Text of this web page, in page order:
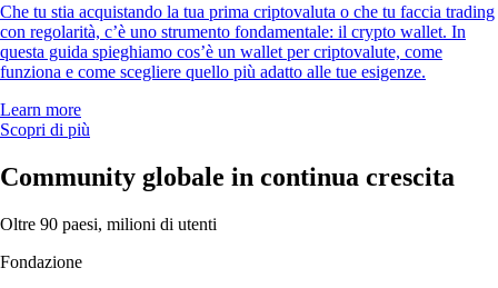
Che tu stia acquistando la tua prima criptovaluta o che tu faccia trading
con regolarità, c’è uno strumento fondamentale: il crypto wallet. In
questa guida spieghiamo cos’è un wallet per criptovalute, come
funziona e come scegliere quello più adatto alle tue esigenze.
Learn more
Scopri di più
Community globale in continua crescita
Oltre 90 paesi, milioni di utenti
Fondazione